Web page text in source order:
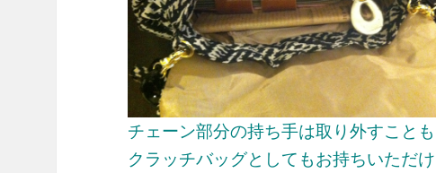
チェーン部分の持ち手は取り外すこと
クラッチバッグとしてもお持ちいただけ